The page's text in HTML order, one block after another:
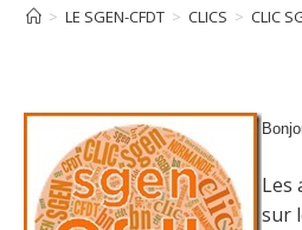
> LE SGEN-CFDT > CLICS > CLIC
Les
sur